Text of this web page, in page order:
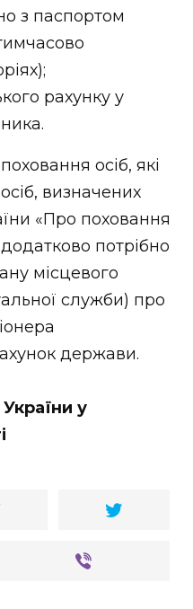
з паспортом
рахунку у
осіб, які
визначених
«Про поховання
потрібно
місцевого
служби) про
держави.
у